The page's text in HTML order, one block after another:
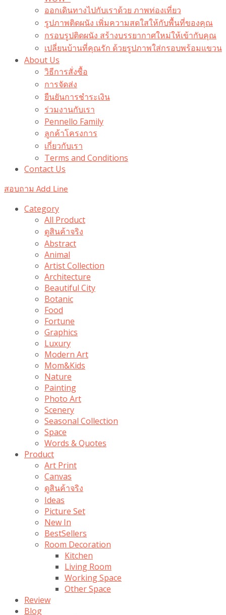
ออกเดินทางไปกับเราด้วย ภาพท่องเที่ยว
รูปภาพติดผนัง เพิ่มความสดใสให้กับพื้นที่ของคุณ
กรอบรูปติดผนัง สร้างบรรยากาศใหม่ให้เข้ากับคุณ
เปลี่ยนบ้านที่คุณรัก ด้วยรูปภาพใส่กรอบพร้อมแขวน​
About Us
วิธีการสั่งซื้อ
การจัดส่ง
ยืนยันการชำระเงิน
ร่วมงานกับเรา
Pennello Family
ลูกค้าโครงการ
เกี่ยวกับเรา
Terms and Conditions
Contact Us
สอบถาม Add Line
Category
All Product
ดูสินค้าจริง
Abstract
Animal
Artist Collection
Architecture
Beautiful City
Botanic
Food
Fortune
Graphics
Luxury
Modern Art
Mom&Kids
Nature
Painting
Photo Art
Scenery
Seasonal Collection
Space
Words & Quotes
Product
Art Print
Canvas
ดูสินค้าจริง
Ideas
Picture Set
New In
BestSellers
Room Decoration
Kitchen
Living Room
Working Space
Other Space
Review
Blog